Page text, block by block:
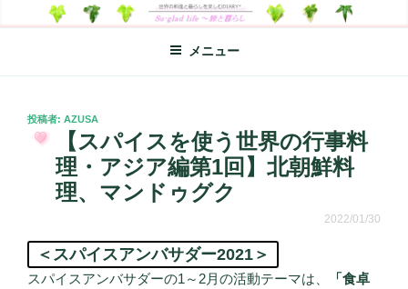
ン
ン
SO-GLAD LIFE～旅と暮らし
世界の料理のエッセイやレシピ、シンプルライフ、楽しい暮らしなどを
綴る、世界248か国を旅した松本あづさのDIARYです
メニュー
投
稿
投稿者: AZUSA
【スパイスを使う世界の行事料
理・アジア編第1回】北朝鮮料
理、マンドゥグク
2022/01/30
＜スパイスアンバサダー2021＞
スパイスアンバサダーの1～2月の活動テーマは、
「食卓